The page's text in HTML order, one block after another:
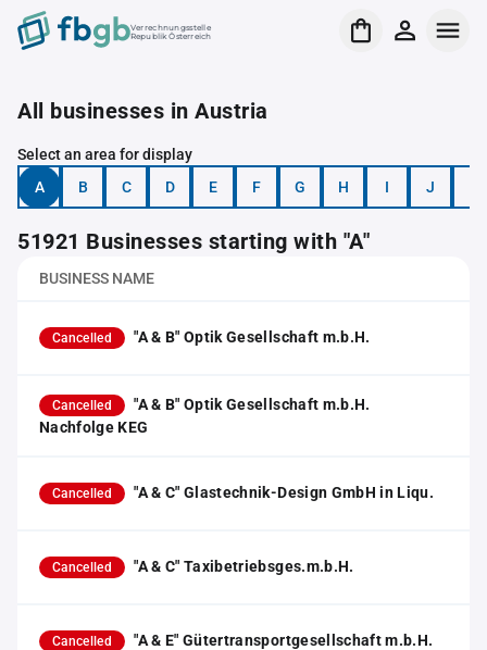
Verrechnungsstelle
Republik Österreich
All businesses in Austria
Select an area for display
A
B C D E F G H I J
51921 Businesses starting with "A"
BUSINESS NAME
Cancelled "A & B" Optik Gesellschaft m.b.H.
Cancelled
"A & B" Optik Gesellschaft m.b.H.
Nachfolge KEG
Cancelled "A & C" Glastechnik-Design GmbH in Liqu.
Cancelled "A & C" Taxibetriebsges.m.b.H.
Cancelled "A & E" Gütertransportgesellschaft m.b.H.